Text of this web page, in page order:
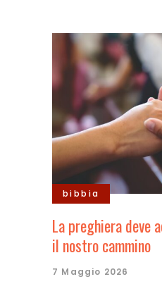
bibbia
La preghiera deve
il nostro cammino
7 Maggio 2026